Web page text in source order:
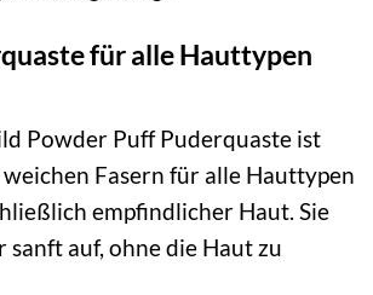
für alle Hauttypen
Powder Puff Puderquaste ist
Fasern für alle Hauttypen
empfindlicher Haut. Sie
sanft auf, ohne die Haut zu